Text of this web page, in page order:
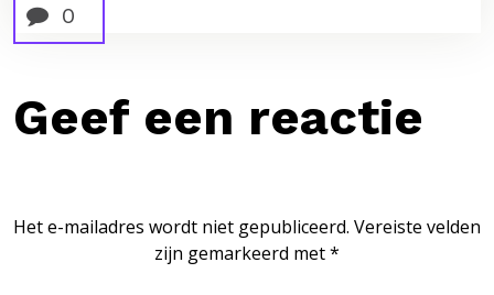
0
Geef een reactie
Het e-mailadres wordt niet gepubliceerd. Vereiste velden
zijn gemarkeerd met*